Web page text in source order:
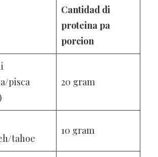
Cantidad di
proteina pa
porcion
pisca
20 gram
tahoe
10 gram